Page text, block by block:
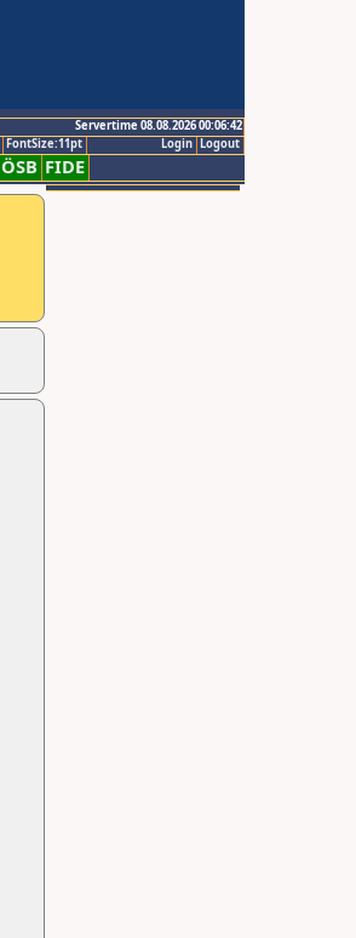
Servertime 08.08.2026 00:06:42
Logout
Login
FontSize:11pt
ÖSB FIDE